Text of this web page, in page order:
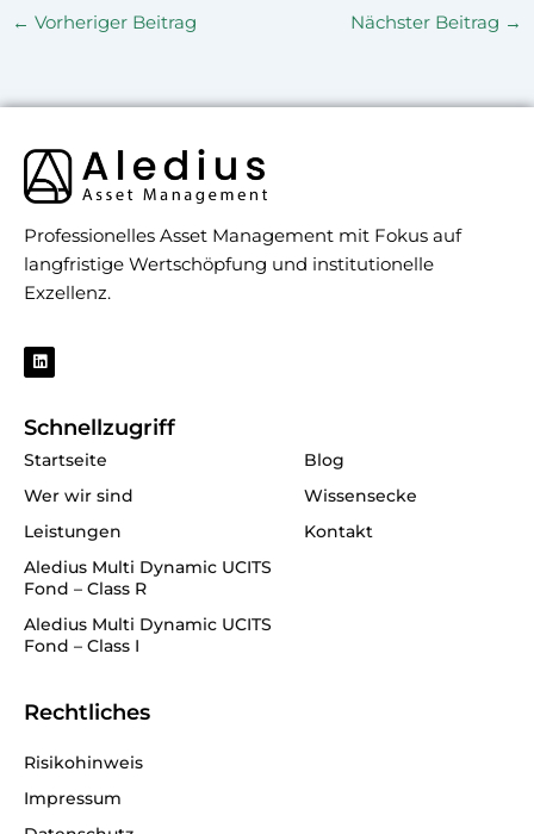
← Vorheriger Beitrag Nächster Beitrag →
Professionelles Asset Management mit Fokus auf
langfristige Wertschöpfung und institutionelle
Exzellenz.
L
i
n
d
n
Schnellzugriff
Startseite
Wer wir sind
Leistungen
Aledius Multi Dynamic UCITS
Fond – Class R
Aledius Multi Dynamic UCITS
Fond – Class I
Blog
Wissensecke
Kontakt
Rechtliches
Risikohinweis
Impressum